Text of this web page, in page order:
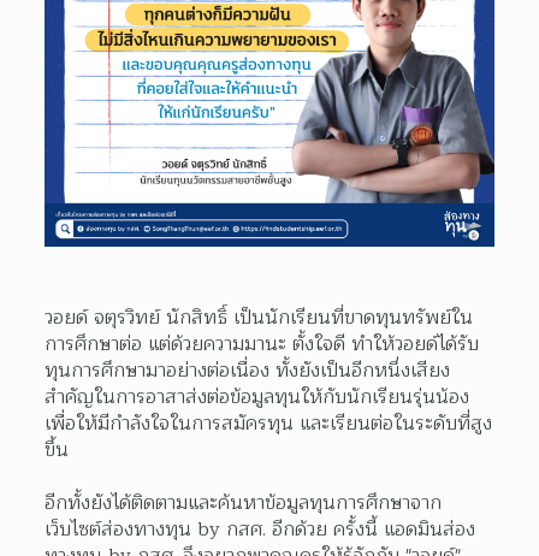
วอยด์ จตุรวิทย์ นักสิทธิ์ เป็นนักเรียนที่ขาดทุนทรัพย์ใน
การศึกษาต่อ แต่ด้วยความมานะ ตั้งใจดี ทำให้วอยด์ได้รับ
ทุนการศึกษามาอย่างต่อเนื่อง ทั้งยังเป็นอีกหนึ่งเสียง
สำคัญในการอาสาส่งต่อข้อมูลทุนให้กับนักเรียนรุ่นน้อง
เพื่อให้มีกำลังใจในการสมัครทุน และเรียนต่อในระดับที่สูง
ขึ้น
อีกทั้งยังได้ติดตามและค้นหาข้อมูลทุนการศึกษาจาก
เว็บไซต์ส่องทางทุน by กสศ. อีกด้วย ครั้งนี้ แอดมินส่อง